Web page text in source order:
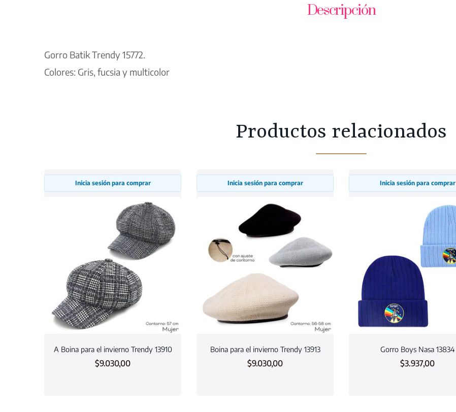
Descripción
Gorro Batik Trendy 15772.
Colores: Gris, fucsia y multicolor
Productos relacionados
Inicia sesión para comprar
A Boina para el invierno Trendy 13910
$9.030,00
Inicia sesión para comprar
Boina para el invierno Trendy 13913
$9.030,00
Inicia sesión para comprar
Gorro Boys Nasa 13834
$3.937,00